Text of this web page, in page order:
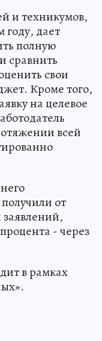
и техникумов,
году, дает
полную
сравнить
свои
Кроме того,
на целевое
всей
от
заявлений,
- через
в рамках